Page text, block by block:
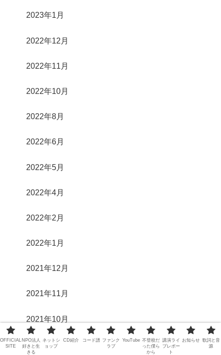
2023年1月
2022年12月
2022年11月
2022年10月
2022年8月
2022年6月
2022年5月
2022年4月
2022年2月
2022年1月
2021年12月
2021年11月
2021年10月
2021年8月
OFFICIAL
SITE
NPO法人
好きと生
きる
ネットシ
ョップ
CD紹介 コード譜 ファンク
ラブ
YouTube 不登校だ
った僕ら
から
講演ライ
ブレポー
ト
お知らせ 歌詞と音
源